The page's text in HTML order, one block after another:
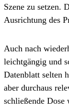
Szene zu setzen.
Ausrichtung des
Auch nach
leichtgängig und
Datenblatt selten
aber durchaus
schließende Dose